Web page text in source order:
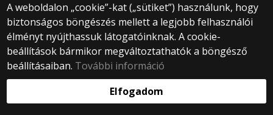
A weboldalon „cookie”-kat („sütiket”) használunk, hogy
biztonságos böngészés mellett a legjobb felhasználói
élményt nyújthassuk látogatóinknak. A cookie-
beállítások bármikor megváltoztathatók a böngésző
beállításaiban. További információ
Elfogadom